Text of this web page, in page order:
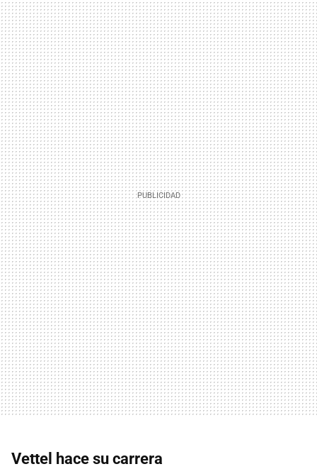
Vettel hace su carrera